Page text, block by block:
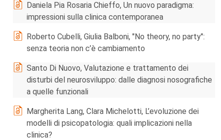
Daniela Pia Rosaria Chieffo, Un nuovo paradigma:
impressioni sulla clinica contemporanea
Roberto Cubelli, Giulia Balboni, "No theory, no party":
senza teoria non c’è cambiamento
Santo Di Nuovo, Valutazione e trattamento dei
disturbi del neurosviluppo: dalle diagnosi nosografiche
a quelle funzionali
Margherita Lang, Clara Michelotti, L’evoluzione dei
modelli di psicopatologia: quali implicazioni nella
clinica?